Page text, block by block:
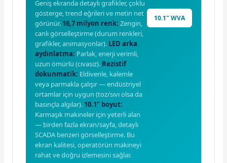
Geniş ekranda detaylı grafikler, çoklu
gösterge, trend eğrileri ve metin net
görünür. 16,7 milyon renk: Zengin,
canlı görselleştirme (durum renkleri,
grafikler, animasyonlar). LED arka
aydınlatma: Parlak, enerji verimli,
uzun ömürlü (cıvasız). Rezistif
dokunmatik: Eldivenle, kalemle
veya parmakla çalışır — endüstriyel
ortamlar için uygun (toz/sıvı olsa da
basınçla algılar). 10.1" boyut:
Karmaşık makineler için yeterli alan
— birden fazla ekran/sayfa, detaylı
SCADA benzeri görselleştirme. Bu
ekran kalitesi, operatörün makineyi
rahat ve doğru izlemesini sağlar.
10.1" WVA